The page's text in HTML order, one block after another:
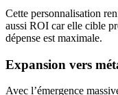
Cette personnalisation
aussi ROI car elle cible
dépense est maximale.
Expansion vers
Avec l’émergence